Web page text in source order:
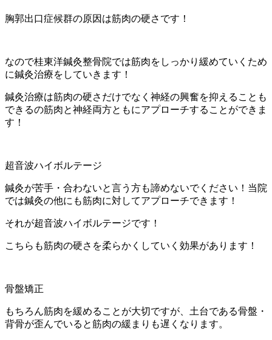
胸郭出口症候群の原因は筋肉の硬さです！
なので桂東洋鍼灸整骨院では筋肉をしっかり緩めていくため
に鍼灸治療をしていきます！
鍼灸治療は筋肉の硬さだけでなく神経の興奮を抑えることも
できるの筋肉と神経両方ともにアプローチすることができま
す！
超音波ハイボルテージ
鍼灸が苦手・合わないと言う方も諦めないでください！ 当院
では鍼灸の他にも筋肉に対してアプローチできます！
それが超音波ハイボルテージです！
こちらも筋肉の硬さを柔らかくしていく効果があります！
骨盤矯正
もちろん筋肉を緩めることが大切ですが、土台である骨盤・
背骨が歪んでいると筋肉の緩まりも遅くなります。